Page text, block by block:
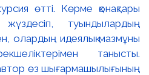
өтті. Көрме қонақтары
туындылардың
олардың идеялық мазмұны
танысты.
өз шығармашылығының